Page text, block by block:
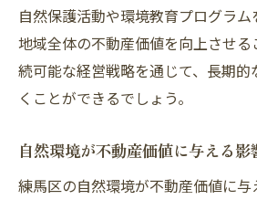
自然保護活動や環境教育プログラム
地域全体の不動産価値を向上させ
続可能な経営戦略を通じて、長期
くことができるでしょう。
自然環境が不動産価値に与える影
練馬区の自然環境が不動産価値に